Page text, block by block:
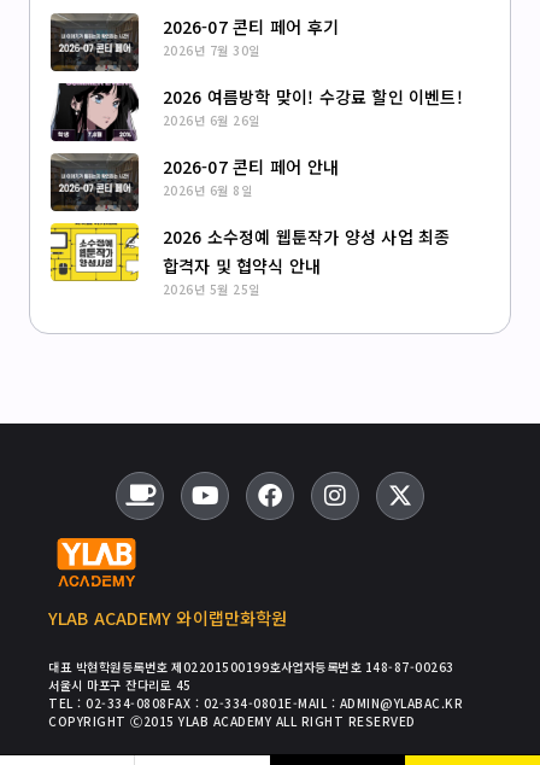
2026-07 콘티 페어 후기
2026년 7월 30일
2026 여름방학 맞이! 수강료 할인 이벤트!
2026년 6월 26일
2026-07 콘티 페어 안내
2026년 6월 8일
2026 소수정예 웹툰작가 양성 사업 최종
합격자 및 협약식 안내
2026년 5월 25일
YLAB ACADEMY 와이랩만화학원
대표 박현학원등록번호 제02201500199호사업자등록번호 148-87-00263
서울시 마포구 잔다리로 45
TEL : 02-334-0808FAX : 02-334-0801E-MAIL : ADMIN@YLABAC.KR
COPYRIGHT Ⓒ2015 YLAB ACADEMY ALL RIGHT RESERVED